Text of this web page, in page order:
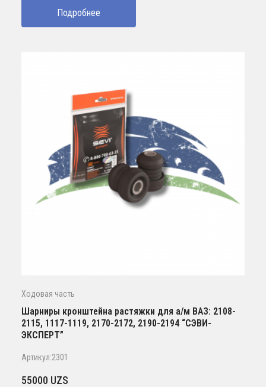
Подробнее
Ходовая часть
Шарниры кронштейна растяжки для а/м ВАЗ: 2108-
2115, 1117-1119, 2170-2172, 2190-2194 “СЭВИ-
ЭКСПЕРТ”
Артикул:2301
55000 UZS